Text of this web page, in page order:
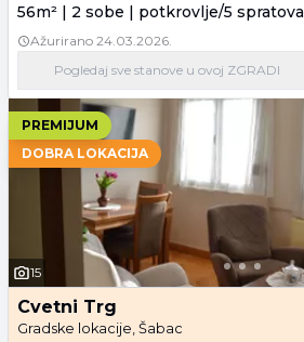
56m² | 2 sobe | potkrovlje/5 spratova
Ažurirano 24.03.2026.
Pogledajsve stanove u ovoj ZGRADI
PREMIJUM
DOBRA LOKACIJA
15
Cvetni Trg
Gradske lokacije, Šabac